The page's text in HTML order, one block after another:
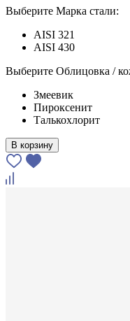
Выберите Марка стали:
AISI 321
AISI 430
Выберите Облицовка /
Змеевик
Пироксенит
Талькохлорит
В корзину